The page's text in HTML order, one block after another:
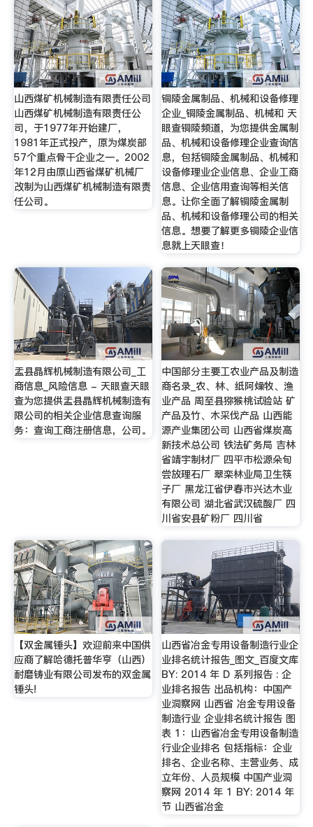
山西煤矿机械制造有限责任公司
山西煤矿机械制造有限责任公
司，于1977年开始建厂，
1981年正式投产，原为煤炭部
57个重点骨干企业之一。2002
年12月由原山西省煤矿机械厂
改制为山西煤矿机械制造有限责
任公司。
铜陵金属制品、机械和设备修理
企业_铜陵金属制品、机械和 天
眼查铜陵频道，为您提供金属制
品、机械和设备修理企业查询信
息，包括铜陵金属制品、机械和
设备修理业企业信息、企业工商
信息、企业信用查询等相关信
息。让你全面了解铜陵金属制
品、机械和设备修理公司的相关
信息。想要了解更多铜陵企业信
息就上天眼查！
盂县晶辉机械制造有限公司_工
商信息_风险信息 - 天眼查天眼
查为您提供盂县晶辉机械制造有
限公司的相关企业信息查询服
务：查询工商注册信息，公司。
中国部分主要工农业产品及制造
商名录_农、林、纸阿燥牧、渔
业产品 周至县猕猴桃试验站 矿
产品及竹、木采伐产品 山西能
源产业集团公司 山西省煤炭高
新技术总公司 铁法矿务局 吉林
省靖宇制材厂 四平市松源朵旬
尝放理石厂 翠栾林业局卫生筷
子厂 黑龙江省伊春市兴达木业
有限公司 湖北省武汉硫酸厂 四
川省安县矿粉厂 四川省
【双金属锤头】欢迎前来中国供
应商了解哈德托普华亨（山西）
耐磨铸业有限公司发布的双金属
锤头!
山西省冶金专用设备制造行业企
业排名统计报告_图文_百度文库
BY: 2014 年 D 系列报告 : 企
业排名报告 出品机构：中国产
业洞察网 山西省 冶金专用设备
制造行业 企业排名统计报告 图
表 1：山西省冶金专用设备制造
行业企业排名 包括指标：企业
排名、企业名称、主营业务、成
立年份、人员规模 中国产业洞
察网 2014 年 1 BY: 2014 年
节 山西省冶金